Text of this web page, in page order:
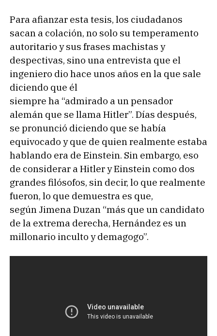
Para afianzar esta tesis, los ciudadanos
sacan a colación, no solo su temperamento
autoritario y sus frases machistas y
despectivas, sino una entrevista que el
ingeniero dio hace unos años en la que sale
diciendo que él
siempre ha “admirado a un pensador
alemán que se llama Hitler”. Días después,
se pronunció diciendo que se había
equivocado y que de quien realmente estaba
hablando era de Einstein. Sin embargo, eso
de considerar a Hitler y Einstein como dos
grandes filósofos, sin decir, lo que realmente
fueron, lo que demuestra es que,
según Jimena Duzan “más que un candidato
de la extrema derecha, Hernández es un
millonario inculto y demagogo”.